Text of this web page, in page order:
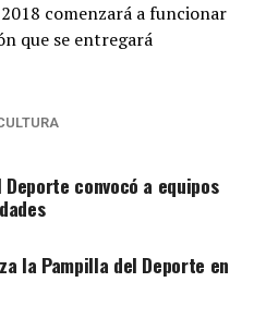
comenzará a funcionar
que se entregará
convocó a equipos
la Pampilla del Deporte en